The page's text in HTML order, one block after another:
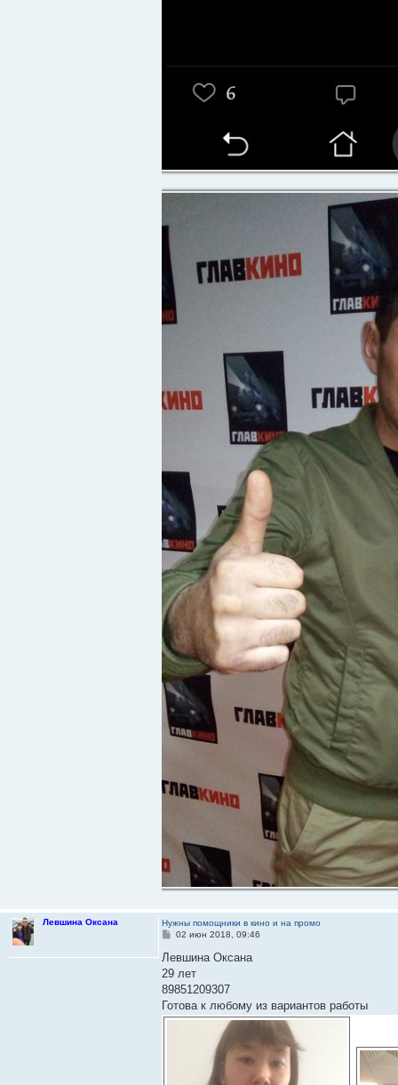
Левшина Оксана
Нужны помощники в кино и на промо
С
о
щ
е
и
е
02 июн 2018, 09:46
Левшина Оксана
29 лет
89851209307
Готова к любому из вариантов работы